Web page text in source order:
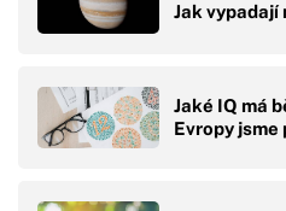
Jak
Jaké IQ má
Evropy jsme